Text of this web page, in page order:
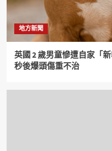
地方新聞
英國 2 歲男童慘遭自家「
秒後爆頭傷重不治